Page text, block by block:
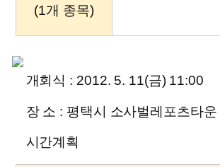
(1개 종목)
개회식 : 2012. 5. 11(금) 11:00
장 소 : 평택시 소사벌레포츠타운
시간계획